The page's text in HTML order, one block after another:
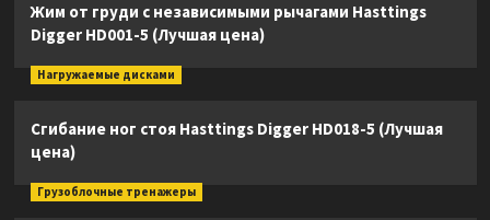
Жим от груди с независимыми рычагами Hasttings
Digger HD001-5 (Лучшая цена)
Нагружаемые дисками
Сгибание ног стоя Hasttings Digger HD018-5 (Лучшая
цена)
Грузоблочные тренажеры